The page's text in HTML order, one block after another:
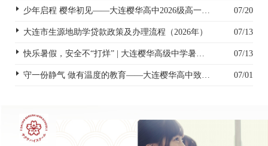
少年启程 樱华初见——大连樱华高中2026级高一新生入学指南 07/20
大连市生源地助学贷款政策及办理流程（2026年） 07/13
快乐暑假，安全不“打烊” | 大连樱华高级中学暑假安全致家长一封信 07/13
守一份静气 做有温度的教育——大连樱华高中致全体教职工的一封信 07/01